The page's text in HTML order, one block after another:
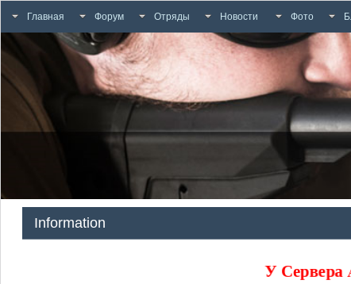
Главная Форум Отряды Новости Фото
Information
У Сервера